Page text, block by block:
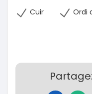
Cuir
Ordi